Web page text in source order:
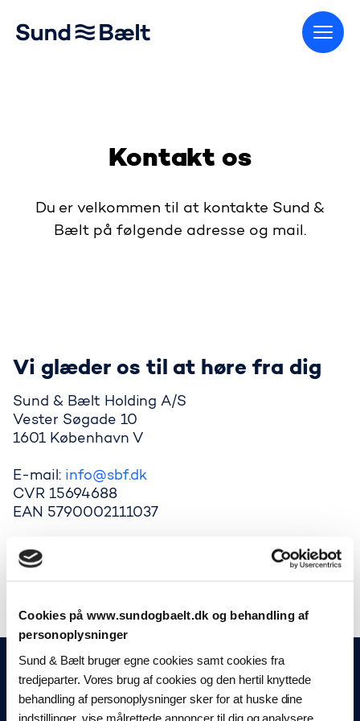
Cookies på www.sundogbaelt.dk og behandling af
personoplysninger
Sund & Bælt bruger egne cookies samt cookies fra
tredjeparter. Vores brug af cookies og den hertil knyttede
behandling af personoplysninger sker for at huske dine
indstillinger, vise målrettede annoncer til dig og analysere
Kontakt os
Du er velkommen til at kontakte Sund &
Bælt på følgende adresse og mail.
Vi glæder os til at høre fra dig
Sund & Bælt Holding A/S
Vester Søgade 10
1601 København V
E-mail: info@sbf.dk
CVR 15694688
EAN 5790002111037
Har du spørgsmål ang. din automatiske
betalingsløsning fx nummerpladeaftale eller
Gå til startsiden